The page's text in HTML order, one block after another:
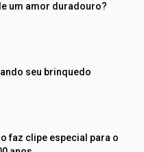
um amor duradouro?
seu brinquedo
faz clipe especial para o